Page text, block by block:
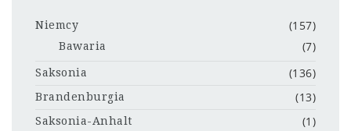
Niemcy (157)
Bawaria (7)
Saksonia (136)
Brandenburgia (13)
Saksonia-Anhalt (1)